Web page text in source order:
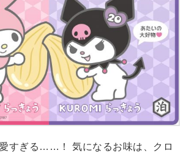
すぎる……！ 気になるお味は、クロ